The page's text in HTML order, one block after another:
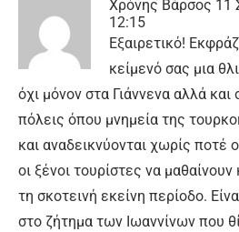
Χρόνης Βάρσος 11
12:15
Εξαιρετικό!
κείμενό σας μια
όχι μόνον στα Γιάννενα αλλά
πόλεις όπου μνημεία της
και αναδεικνύονται χωρίς ποτέ
οι ξένοι τουρίστες να
τη σκοτεινή εκείνη περίοδο.
στο ζήτημα των Ιωαννίνων που